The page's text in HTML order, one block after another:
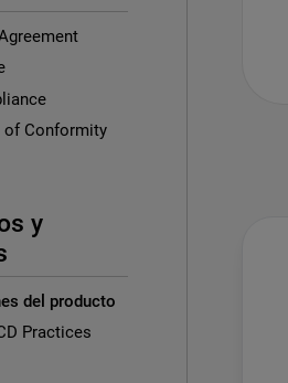
of Conformity
y
del producto
Practices